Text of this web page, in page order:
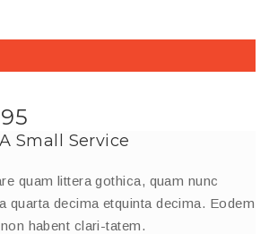
Small Service
quam littera gothica, quam nunc
quarta decima etquinta decima. Eodem
habent clari-tatem.